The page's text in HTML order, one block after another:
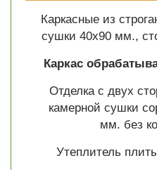
Каркасные из
сушки 40х90 мм.,
Каркас
Отделка с двух
камерной сушки
мм. без
Утеплитель